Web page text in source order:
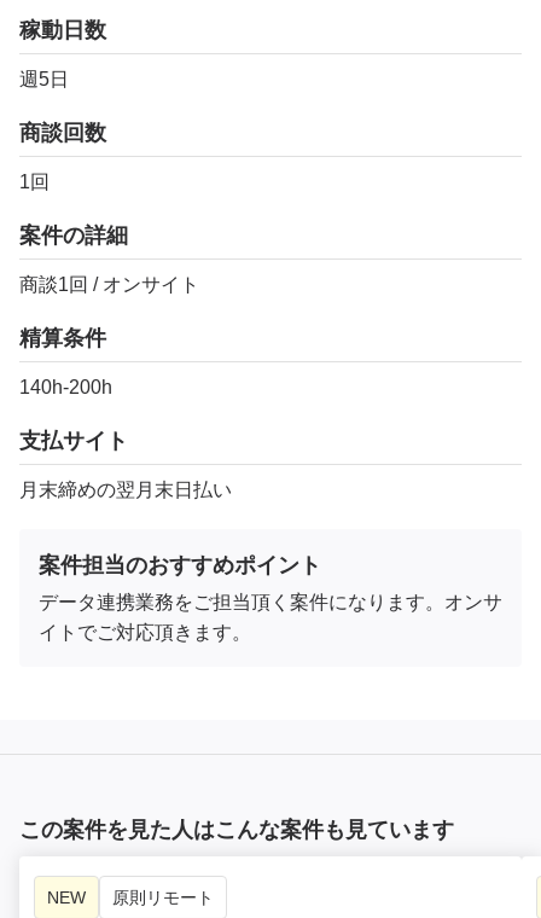
稼動日数
週5日
商談回数
1回
案件の詳細
商談1回 / オンサイト
精算条件
140h‐200h
支払サイト
月末締めの翌月末日払い
案件担当のおすすめポイント
データ連携業務をご担当頂く案件になります。オンサ
イトでご対応頂きます。
この案件を見た人はこんな案件も見ています
NEW 原則リモート